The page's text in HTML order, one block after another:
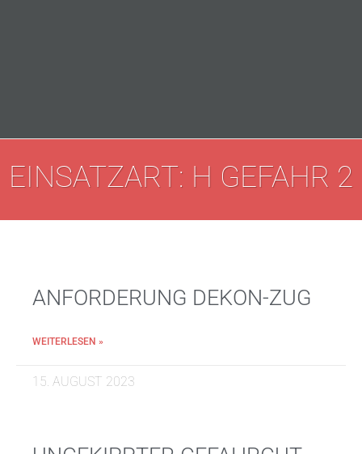
EINSATZART: H GEFAHR 2
ANFORDERUNG DEKON-ZUG
WEITERLESEN »
15. AUGUST 2023